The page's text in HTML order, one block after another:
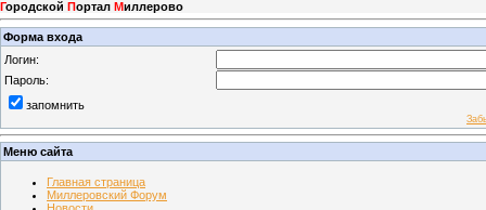
Городской Портал Миллерово
Форма входа
Логин:
Пароль:
запомнить
Меню сайта
Главная страница
Миллеровский Форум